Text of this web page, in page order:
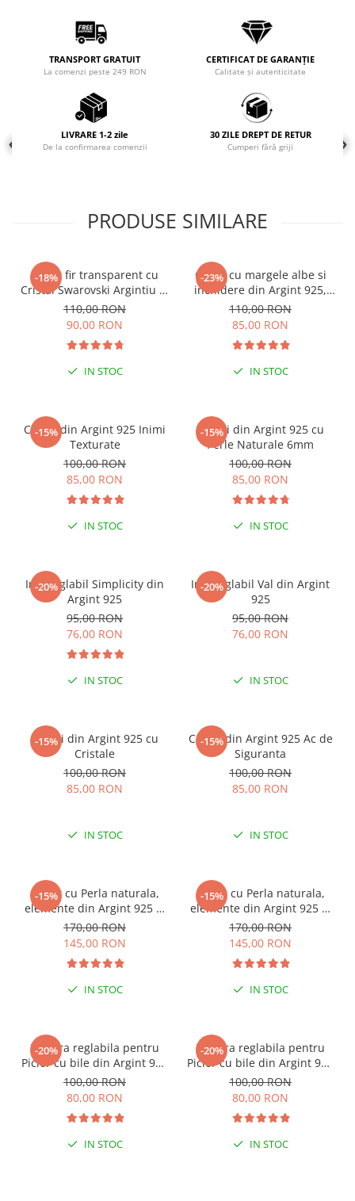
Coliere cu mărgele colorate și
Coliere cu pietre semiprețioase
TRANSPORT GRATUIT
La comenzi peste 249 RON
CERTIFICAT DE GARANȚIE
Calitate și autenticitate
LIVRARE 1-2 zile
De la confirmarea comenzii
30 ZILE DREPT DE RETUR
Cumperi fără griji
PRODUSE SIMILARE
-18%
Colier fir transparent cu
Cristal Swarovski Argintiu in
Caseta din Argint 925
110,00 RON
90,00 RON
IN STOC
-23%
Colier cu margele albe si
inchidere din Argint 925,
reglabil 38-41 cm
110,00 RON
85,00 RON
IN STOC
-15%
Cercei din Argint 925 Inimi
Texturate
100,00 RON
85,00 RON
IN STOC
-15%
Cercei din Argint 925 cu
Perle Naturale 6mm
100,00 RON
85,00 RON
IN STOC
-20%
Inel reglabil Simplicity din
Argint 925
95,00 RON
76,00 RON
IN STOC
-20%
Inel reglabil Val din Argint
925
95,00 RON
76,00 RON
IN STOC
-15%
Cercei din Argint 925 cu
Cristale
100,00 RON
85,00 RON
IN STOC
-15%
Cercei din Argint 925 Ac de
Siguranta
100,00 RON
85,00 RON
IN STOC
-15%
Colier cu Perla naturala,
elemente din Argint 925 si
margele Miyuki, multicolor
170,00 RON
145,00 RON
IN STOC
-15%
Colier cu Perla naturala,
elemente din Argint 925 si
margele Miyuki, verde/kiwi
170,00 RON
145,00 RON
IN STOC
-20%
Bratara reglabila pentru
Picior cu bile din Argint 925
si margele Miyuki rosii
100,00 RON
80,00 RON
IN STOC
-20%
Bratara reglabila pentru
Picior cu bile din Argint 925
si margele Miyuki verzi
100,00 RON
80,00 RON
IN STOC